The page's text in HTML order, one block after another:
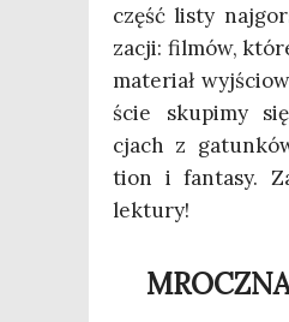
część listy
za­cji: fil­mów,
mate­riał
ście sku­pi­my
cjach z
tion i fan­ta­sy.
lektury!